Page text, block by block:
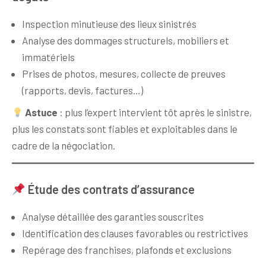
Inspection minutieuse des lieux sinistrés
Analyse des dommages structurels, mobiliers et
immatériels
Prises de photos, mesures, collecte de preuves
(rapports, devis, factures…)
Astuce : plus l’expert intervient tôt après le sinistre,
plus les constats sont fiables et exploitables dans le
cadre de la négociation.
Étude des contrats d’assurance
Analyse détaillée des garanties souscrites
Identification des clauses favorables ou restrictives
Repérage des franchises, plafonds et exclusions